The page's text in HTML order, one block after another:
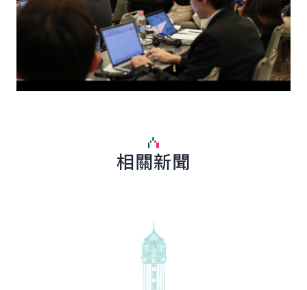
相關新聞